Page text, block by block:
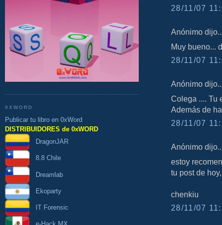
0XWORD
Publicar tu libro en 0xWord
DISTRIBUIDORES de 0xWORD
DragonJAR
8.8 Chile
Dreamlab
Ekoparty
IT Forensic
28/11/07
Anónimo
Muy bueno...
28/11/07
Anónimo
Colega .... Tu
Además de
28/11/07
Anónimo
estoy
tu post de
chenkiu
28/11/07